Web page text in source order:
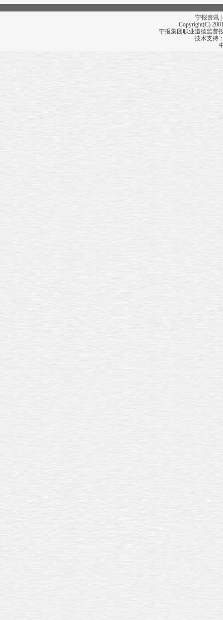
宁报资讯
Copyright(C)
宁报集团职业道德监督
技术支持